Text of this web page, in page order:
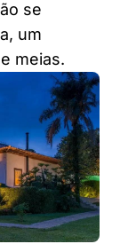
se
um
meias.